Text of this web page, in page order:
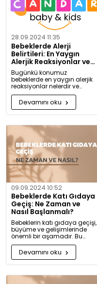
28.09.2024 11:35
Bebeklerde Alerji
Belirtileri: En Yaygın
Alerjik Reaksiyonlar ve
Önlemleri
Bugünkü konumuz
bebeklerde en yaygın alerjik
reaksiyonlar nelerdir ve
alerjiye karşı nasıl önlem
alınabilir? Artık alerjiye karşı
daha bilgili olacaksınız!
Devamını oku
09.09.2024 10:52
Bebeklerde Katı Gıdaya
Geçiş: Ne Zaman ve
Nasıl Başlanmalı?
Bebeklerin katı gıdaya geçişi,
büyüme ve gelişimlerinde
önemli bir aşamadır. Bu
konuda bilmeniz gerekenleri
detaylıca anlattık!
Devamını oku